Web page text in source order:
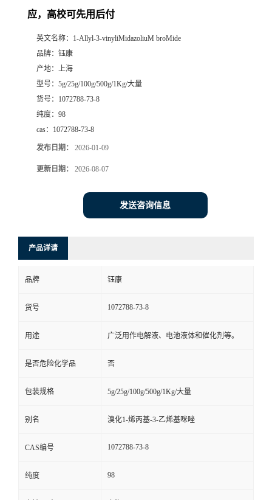
应，高校可先用后付
英文名称： 1-Allyl-3-vinyliMidazoliuM broMide
品牌： 钰康
产地： 上海
型号： 5g/25g/100g/500g/1Kg/大量
货号： 1072788-73-8
纯度： 98
cas： 1072788-73-8
发布日期： 2026-01-09
更新日期： 2026-08-07
发送咨询信息
产品详请
品牌 钰康
货号 1072788-73-8
用途 广泛用作电解液、电池液体和催化剂等。
是否危险化学品 否
包装规格 5g/25g/100g/500g/1Kg/大量
别名 溴化1-烯丙基-3-乙烯基咪唑
CAS编号 1072788-73-8
纯度 98